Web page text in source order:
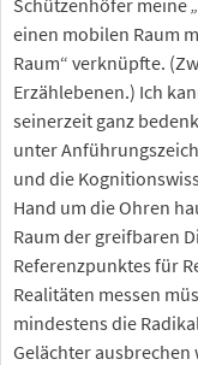
einen mobilen Raum
Raum“ verknüpfte.
Erzählebenen.) Ich
seinerzeit ganz
unter
und die
Hand um die Ohren
Raum der greifbaren
Referenzpunktes für
Realitäten messen
mindestens die
Gelächter ausbrechen